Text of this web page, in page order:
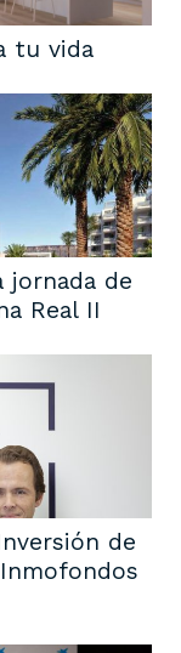
tu vida
jornada de
Real II
de